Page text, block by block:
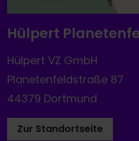
Hülpert
Hülpert VZ GmbH
Planetenfeldstraße 87
44379 Dortmund
Zur Standortseite